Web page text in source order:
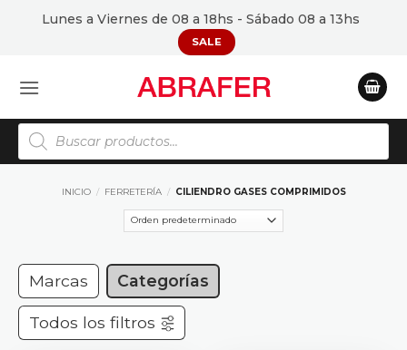
Lunes a Viernes de 08 a 18hs - Sábado 08 a 13hs
SALE
Búsqueda
de
productos
INICIO / FERRETERÍA / CILIENDRO GASES COMPRIMIDOS
Marcas Categorías
Todos los filtros